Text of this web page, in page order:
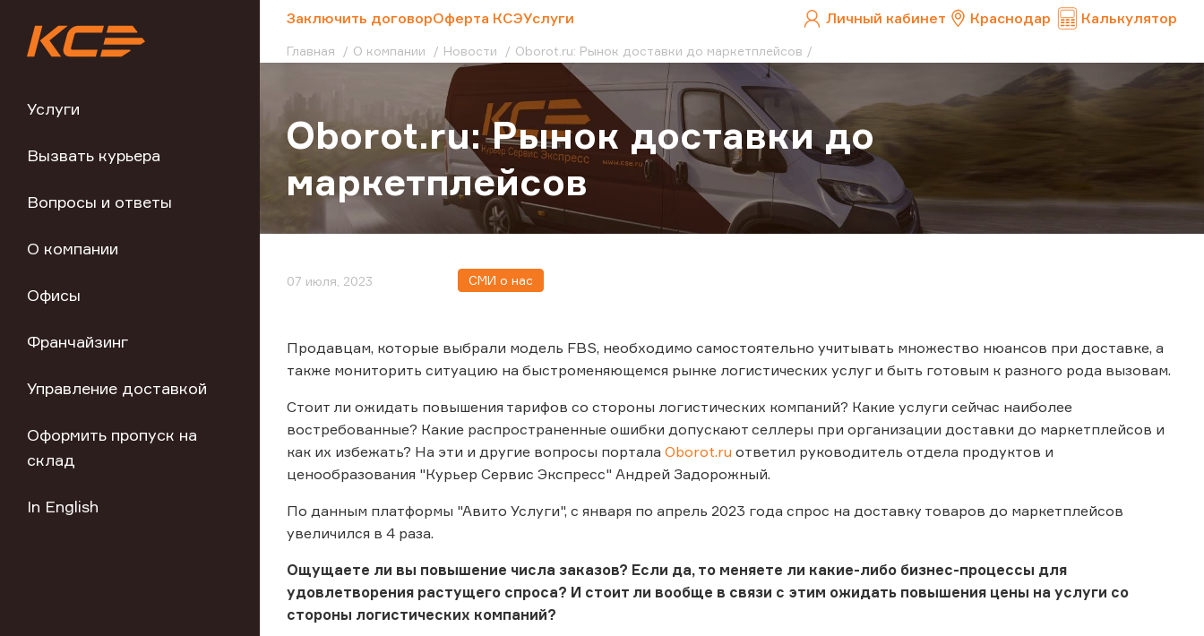
Услуги
Вызвать курьера
Вопросы и ответы
О компании
Офисы
Франчайзинг
Управление доставкой
Оформить пропуск на
склад
In English
Заключить договорОферта КСЭУслуги Личный кабинет Краснодар Калькулятор
Главная О компании Новости Oborot.ru: Рынок доставки до маркетплейсов
Oborot.ru: Рынок доставки до
маркетплейсов
07 июля, 2023 СМИ о нас
Продавцам, которые выбрали модель FBS, необходимо самостоятельно учитывать множество нюансов при доставке, а
также мониторить ситуацию на быстроменяющемся рынке логистических услуг и быть готовым к разного рода вызовам.
Стоит ли ожидать повышения тарифов со стороны логистических компаний? Какие услуги сейчас наиболее
востребованные? Какие распространенные ошибки допускают селлеры при организации доставки до маркетплейсов и
как их избежать? На эти и другие вопросы портала Oborot.ru ответил руководитель отдела продуктов и
ценообразования "Курьер Сервис Экспресс" Андрей Задорожный.
По данным платформы "Авито Услуги", с января по апрель 2023 года спрос на доставку товаров до маркетплейсов
увеличился в 4 раза.
Ощущаете ли вы повышение числа заказов? Если да, то меняете ли какие-либо бизнес-процессы для
удовлетворения растущего спроса? И стоит ли вообще в связи с этим ожидать повышения цены на услуги со
стороны логистических компаний?